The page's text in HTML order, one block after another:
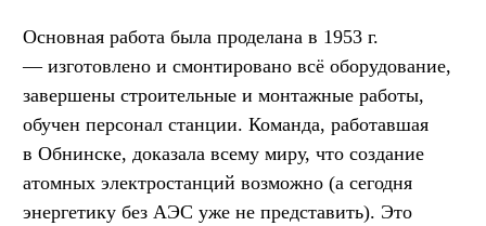
Основная работа была проделана в 1953 г.
— изготовлено и смонтировано всё оборудование,
завершены строительные и монтажные работы,
обучен персонал станции. Команда, работавшая
в Обнинске, доказала всему миру, что создание
атомных электростанций возможно (а сегодня
энергетику без АЭС уже не представить). Это